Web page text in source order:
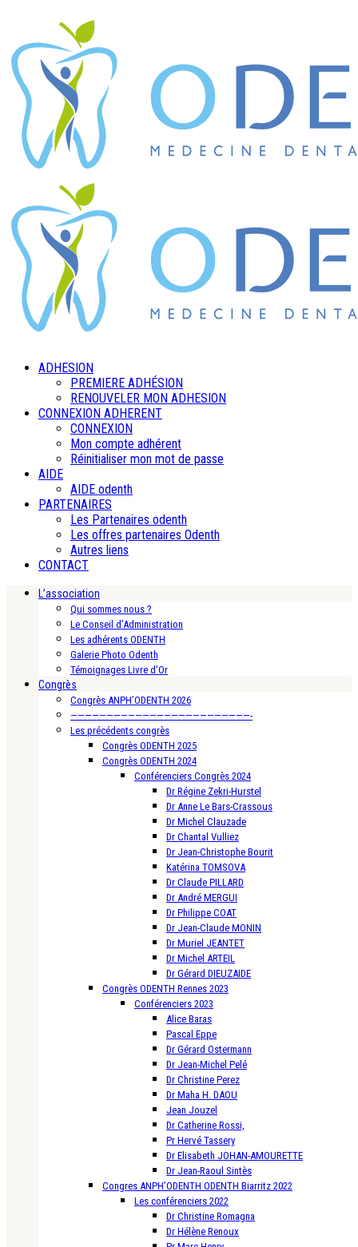
ADHESION
PREMIERE ADHÉSION
RENOUVELER MON ADHESION
CONNEXION ADHERENT
CONNEXION
Mon compte adhérent
Réinitialiser mon mot de passe
AIDE
AIDE odenth
PARTENAIRES
Les Partenaires odenth
Les offres partenaires Odenth
Autres liens
CONTACT
L’association
Qui sommes nous ?
Le Conseil d’Administration
Les adhérents ODENTH
Galerie Photo Odenth
Témoignages Livre d’Or
Congrès
Congrès ANPH’ODENTH 2026
—————————————————————————-
Les précédents congrès
Congrès ODENTH 2025
Congrès ODENTH 2024
Conférenciers Congrès 2024
Dr Régine Zekri-Hurstel
Dr Anne Le Bars-Crassous
Dr Michel Clauzade
Dr Chantal Vulliez
Dr Jean-Christophe Bourit
Katérina TOMSOVA
Dr Claude PILLARD
Dr André MERGUI
Dr Philippe COAT
Dr Jean-Claude MONIN
Dr Muriel JEANTET
Dr Michel ARTEIL
Dr Gérard DIEUZAIDE
Congrès ODENTH Rennes 2023
Conférenciers 2023
Alice Baras
Pascal Eppe
Dr Gérard Ostermann
Dr Jean-Michel Pelé
Dr Christine Perez
Dr Maha H. DAOU
Jean Jouzel
Dr Catherine Rossi,
Pr Hervé Tassery
Dr Elisabeth JOHAN-AMOURETTE
Dr Jean-Raoul Sintès
Congres ANPH’ODENTH ODENTH Biarritz 2022
Les conférenciers 2022
Dr Christine Romagna
Dr Hélène Renoux